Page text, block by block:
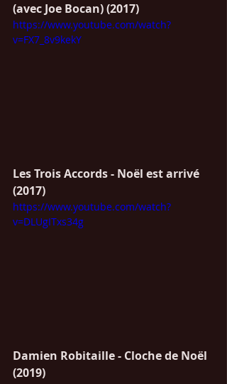
(avec Joe Bocan) (2017)
https://www.youtube.com/watch?
v=FX7_8v9kekY
Les Trois Accords - Noël est arrivé
(2017)
https://www.youtube.com/watch?
v=DLUgITxs34g
Damien Robitaille - Cloche de Noël
(2019)